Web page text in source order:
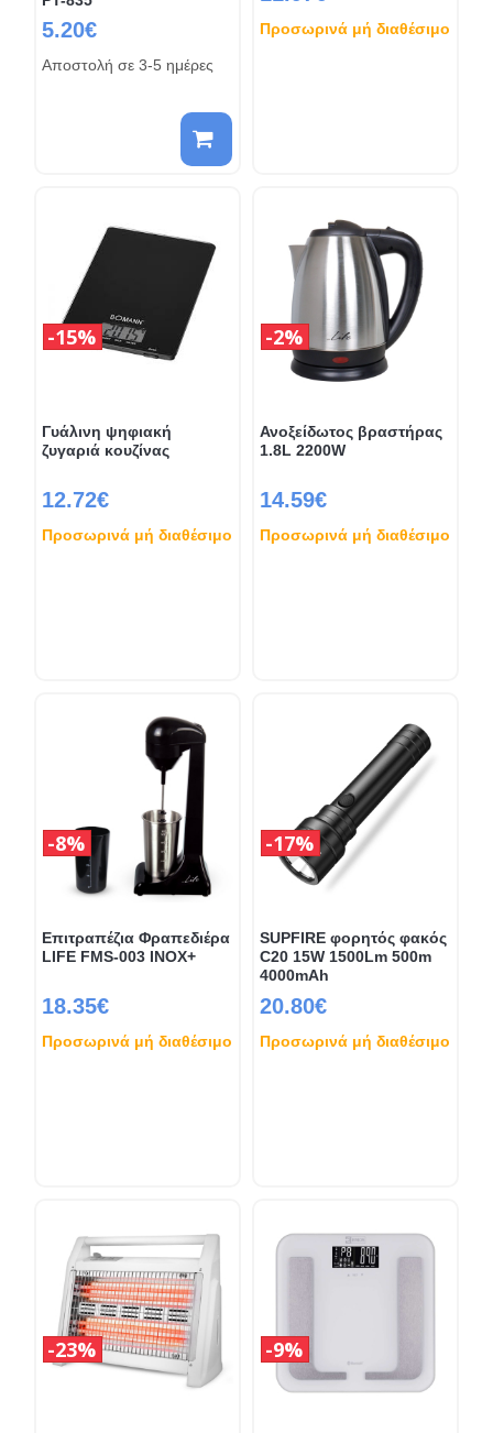
5.20€
Αποστολή σε 3-5 ημέρες
Προσωρινά μή διαθέσιμο
Γυάλινη ψηφιακή
ζυγαριά κουζίνας
12.72€
15%
Προσωρινά μή διαθέσιμο
Ανοξείδωτος βραστήρας
1.8L 2200W
14.59€
2%
Προσωρινά μή διαθέσιμο
Επιτραπέζια Φραπεδιέρα
LIFE FMS-003 INOX+
18.35€
8%
Προσωρινά μή διαθέσιμο
SUPFIRE φορητός φακός
C20 15W 1500Lm 500m
4000mAh
20.80€
17%
Προσωρινά μή διαθέσιμο
23% 9%